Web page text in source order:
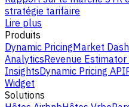
stratégie tarifaire
Lire plus
Produits
Dynamic PricingMarket
AnalyticsRevenue Estimator
InsightsDynamic Pricing API
Widget
Solutions